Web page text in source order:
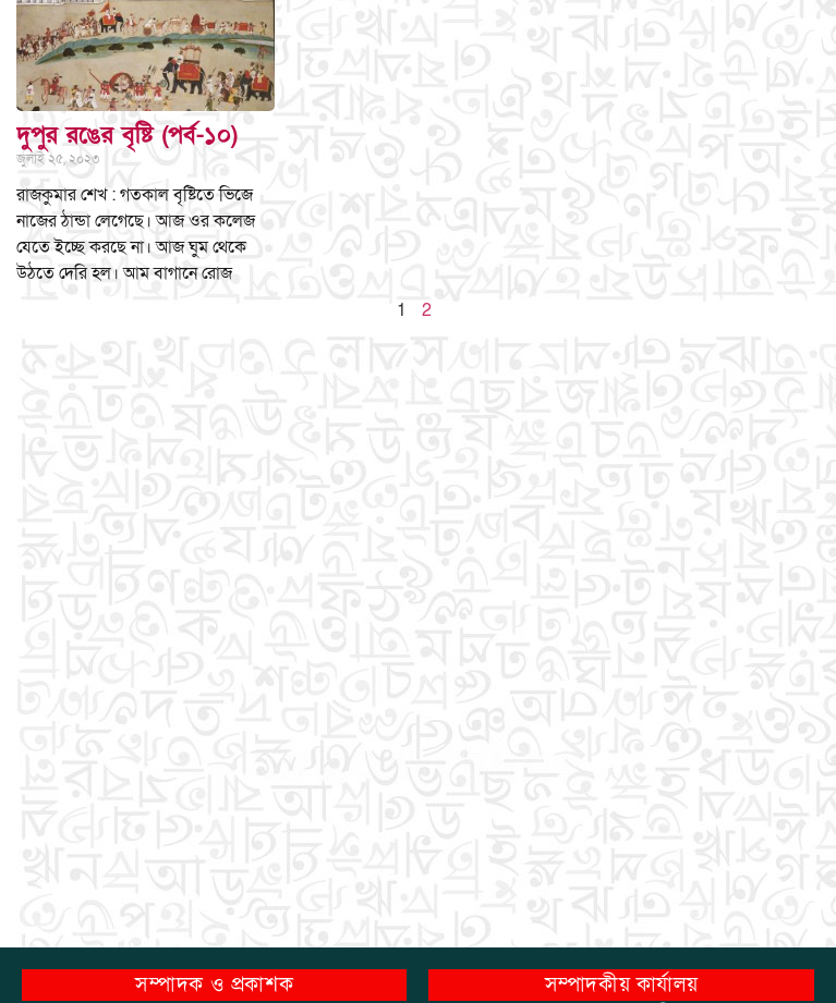
দুপুর রঙের বৃষ্টি (পর্ব-১০)
জুলাই ২৫, ২০২৩
রাজকুমার শেখ : গতকাল বৃষ্টিতে ভিজে
নাজের ঠান্ডা লেগেছে। আজ ওর কলেজ
যেতে ইচ্ছে করছে না। আজ ঘুম থেকে
উঠতে দেরি হল। আম বাগানে রোজ
1
2
সম্পাদক ও প্রকাশক সম্পাদকীয় কার্যালয়